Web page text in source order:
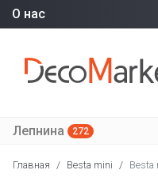
О нас
Лепнина 272
Главная / Besta mini / Besta